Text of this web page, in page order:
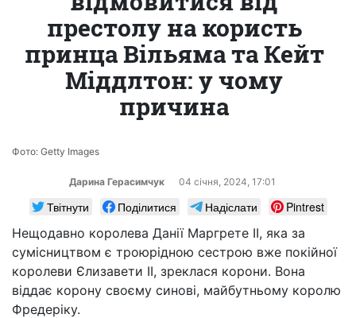
престолу на користь
принца Вільяма та Кейт
Міддлтон: у чому
причина
Фото: Getty Images
Дарина Герасимчук 04 сiчня, 2024, 17:01
Твітнути Поділитися Надіслати
Pintrest
Нещодавно королева Данії Маргрете II, яка за
сумісництвом є троюрідною сестрою вже покійної
королеви Єлизавети II, зреклася корони. Вона
віддає корону своєму синові, майбутньому королю
Фредеріку.